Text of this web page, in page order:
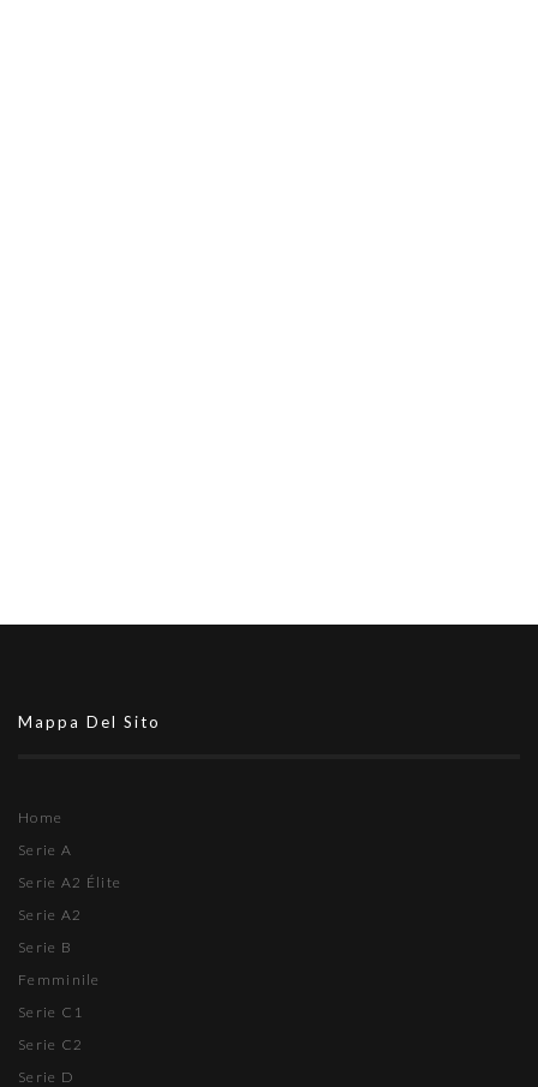
Mappa Del Sito
Home
Serie A
Serie A2 Élite
Serie A2
Serie B
Femminile
Serie C1
Serie C2
Serie D